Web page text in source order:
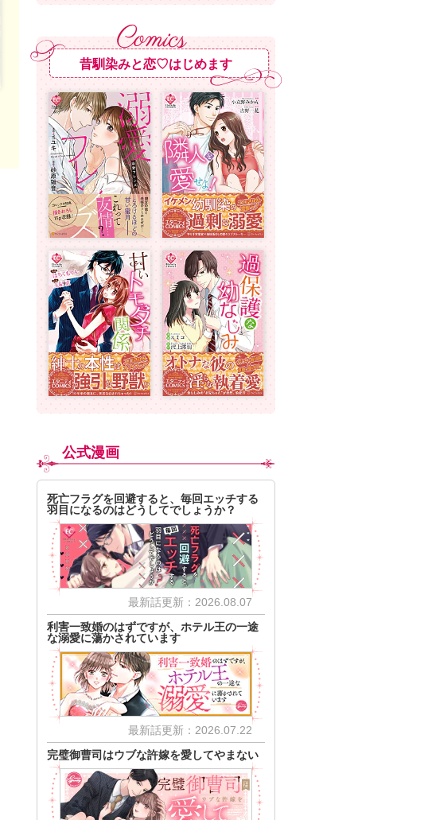
昔馴染みと恋♡はじめます
公式漫画
死亡フラグを回避すると、毎回エッチする
羽目になるのはどうしてでしょうか？
最新話更新：2026.08.07
利害一致婚のはずですが、ホテル王の一途
な溺愛に蕩かされています
最新話更新：2026.07.22
完璧御曹司はウブな許嫁を愛してやまない